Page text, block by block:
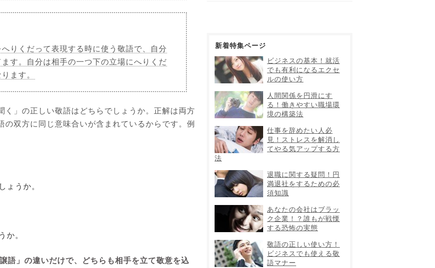
りくだって表現する時に使う敬語で、自分
す。自分は相手の一つ下の立場にへりくだ
ます。
く」の正しい敬語はどちらでしょうか。正解は両方
双方に同じ意味合いが含まれているからです。例
ょうか。
か。
語」の違いだけで、どちらも相手を立て敬意を込
新着特集ページ
ビジネスの基本！就活
でも有利になるエクセ
ルの使い方
人間関係を円滑にす
る！働きやすい職場環
境の構築法
仕事を辞めたい人必
見！ストレスを解消し
てやる気アップする方
法
退職に関する疑問！円
満退社をするための必
須知識
あなたの会社はブラッ
ク企業！？誰もが戦慄
する恐怖の実態
敬語の正しい使い方！
ビジネスでも使える敬
語マナー